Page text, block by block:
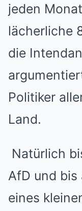
jeden
lächerliche
die
Politiker
Land.
Natürlich
AfD und bis
eines